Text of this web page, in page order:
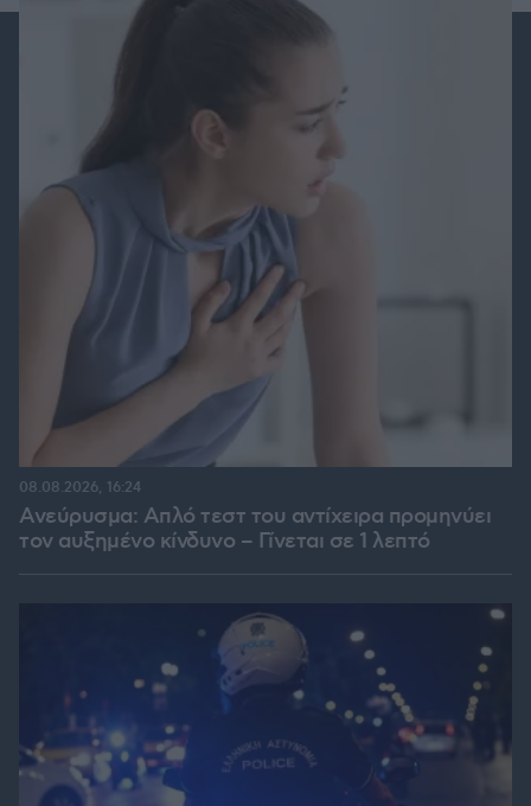
Ανεύρυσμα: Απλό τεστ του αντίχειρα προμηνύει
τον αυξημένο κίνδυνο – Γίνεται σε 1 λεπτό
08.08.2026, 16:24